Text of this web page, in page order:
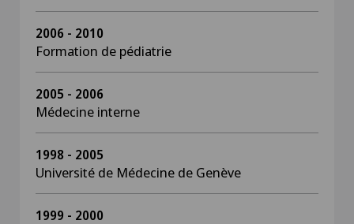
2006 - 2010
Formation de pédiatrie
2005 - 2006
Médecine interne
1998 - 2005
Université de Médecine de Genève
1999 - 2000